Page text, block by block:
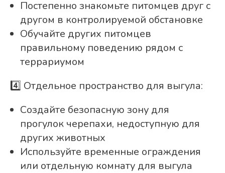
Постепенно знакомьте питомцев друг с
другом в контролируемой обстановке
Обучайте других питомцев
правильному поведению рядом с
террариумом
4️⃣ Отдельное пространство для выгула:
Создайте безопасную зону для
прогулок черепахи, недоступную для
других животных
Используйте временные ограждения
или отдельную комнату для выгула